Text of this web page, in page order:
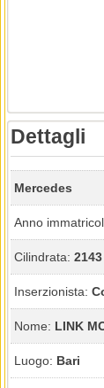
Dettagli
Mercedes
Anno
Cilindrata: 2143
Inserzionista:
Nome: LINK
Luogo: Bari